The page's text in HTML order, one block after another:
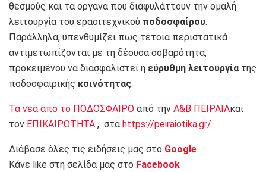
θεσμούς και τα όργανα που διαφυλάττουν την ομαλή
λειτουργία του ερασιτεχνικού ποδοσφαίρου.
Παράλληλα, υπενθυμίζει πως τέτοια περιστατικά
αντιμετωπίζονται με τη δέουσα σοβαρότητα,
προκειμένου να διασφαλιστεί η εύρυθμη λειτουργία της
ποδοσφαιρικής κοινότητας.
Τα νεα απο το ΠΟΔΟΣΦΑΙΡΟ από την Α&Β ΠΕΙΡΑΙΑκαι
τον ΕΠΙΚΑΙΡΟΤΗΤΑ , στα https://peiraiotika.gr/
Διάβασε όλες τις ειδήσεις μας στο Google
Κάνε like στη σελίδα μας στο Facebook